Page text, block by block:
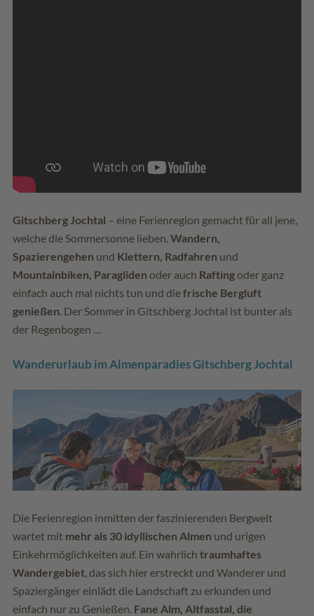
Gitschberg Jochtal – eine Ferienregion gemacht für all jene,
welche die Sommersonne lieben.Wandern,
Spazierengehen und Klettern, Radfahren und
Mountainbiken, Paragliden oder auch Raftingoder ganz
einfach auch mal nichts tun und diefrische Bergluft
genießen. Der Sommer in Gitschberg Jochtal ist bunter als
der Regenbogen …
Wanderurlaub im Almenparadies Gitschberg Jochtal
Die Ferienregion inmitten der faszinierenden Bergwelt
wartet mit mehr als 30 idyllischen Almen und urigen
Einkehrmöglichkeiten auf. Ein wahrlich traumhaftes
Wandergebiet, das sich hier erstreckt und Wanderer und
Spaziergänger einlädt die Landschaft zu erkunden und
einfach nur zu Genießen. Fane Alm, Altfasstal, die